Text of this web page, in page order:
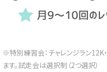
※特別練習会：チャレンジラン12K
ます。試走会は選択制（2つ選択）